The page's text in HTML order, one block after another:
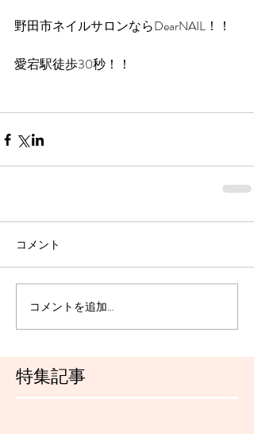
特集記事
野田市ネイルサロンならDearNAIL！！
愛宕駅徒歩30秒！！
コメント
コメントを追加…